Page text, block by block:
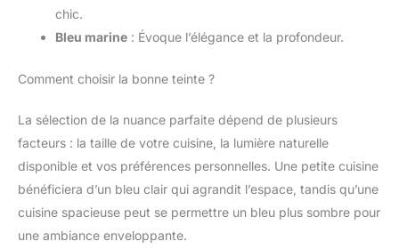
chic.
Bleu marine : Évoque l’élégance et la profondeur.
Comment choisir la bonne teinte ?
La sélection de la nuance parfaite dépend de plusieurs
facteurs : la taille de votre cuisine, la lumière naturelle
disponible et vos préférences personnelles. Une petite cuisine
bénéficiera d’un bleu clair qui agrandit l’espace, tandis qu’une
cuisine spacieuse peut se permettre un bleu plus sombre pour
une ambiance enveloppante.